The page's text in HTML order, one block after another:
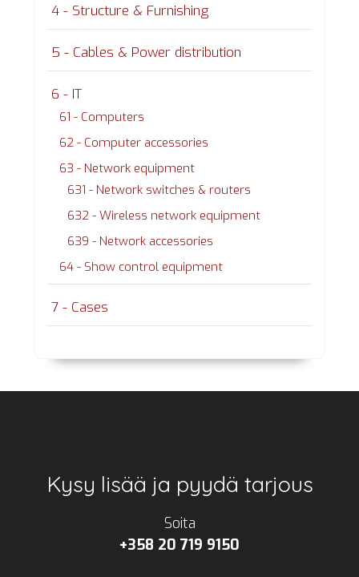
4 - Structure & Furnishing
5 - Cables & Power distribution
6 - IT
61 - Computers
62 - Computer accessories
63 - Network equipment
631 - Network switches & routers
632 - Wireless network equipment
639 - Network accessories
64 - Show control equipment
7 - Cases
Footer
Kysy lisää ja pyydä tarjous
Soita
+358 20 719 9150